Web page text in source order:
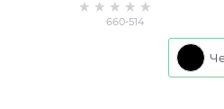
514 дерево и металл
660-514